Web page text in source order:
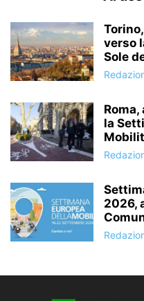
verso
Sole
la
2026,